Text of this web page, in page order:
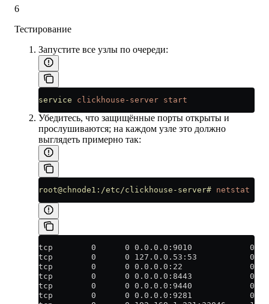
6
Тестирование
Запустите все узлы по очереди:
service clickhouse-server start
Убедитесь, что защищённые порты открыты и
прослушиваются; на каждом узле это должно
выглядеть примерно так:
root@chnode1:/etc/clickhouse-server# netstat
tcp        0      0 0.0.0.0:9010
tcp        0      0 127.0.0.53:53
tcp        0      0 0.0.0.0:22
tcp        0      0 0.0.0.0:8443
tcp        0      0 0.0.0.0:9440
tcp        0      0 0.0.0.0:9281